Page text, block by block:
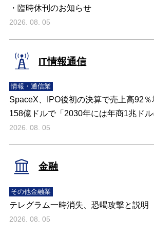
・臨時休刊のお知らせ
2026. 08. 05
IT情報通信
情報・通信業
SpaceX、IPO後初の決算で売上高92
158億ドルで「2030年には年商1兆ド
2026. 08. 05
金融
その他金融業
テレグラム一時消失、恐喝攻撃と説明
2026. 08. 05